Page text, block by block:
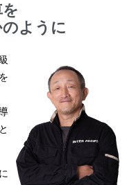
ように